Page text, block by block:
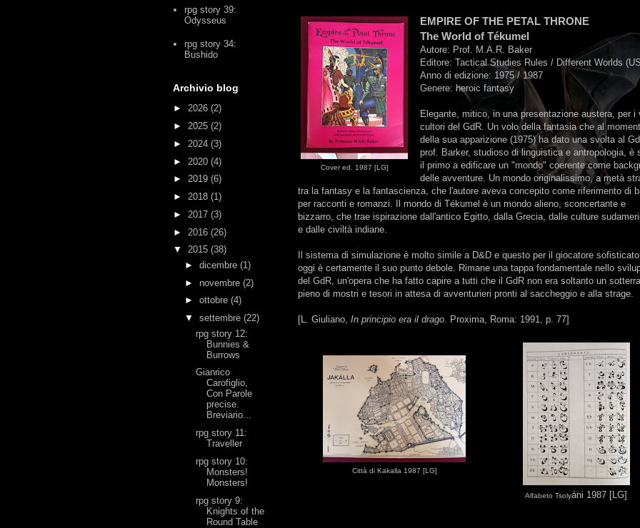
Cover ed. 1987 [LG]
EMPIRE OF THE PETAL THRONE
The World of Tékumel
Autore: Prof. M.A.R. Baker
Editore: Tactical Studies Rules / Different Worlds
Anno di edizione: 1975 / 1987
Genere: heroic fantasy
Elegante, mitico, in una presentazione austera, per i
cultori del GdR. Un volo della fantasia che al
della sua apparizione (1975) ha dato una svolta al
prof. Barker, studioso di linguistica e antropologia, è
il primo a edificare un "mondo" coerente come
delle avventure. Un mondo originalissimo, a metà
tra la fantasy e la fantascienza, che l'autore aveva concepito come riferimento di
per racconti e romanzi. Il mondo di Tékumel è un mondo alieno, sconcertante e
bizzarro, che trae ispirazione dall'antico Egitto, dalla Grecia, dalle culture
e dalle civiltà indiane.
Il sistema di simulazione è molto simile a D&D e questo per il giocatore
oggi è certamente il suo punto debole. Rimane una tappa fondamentale nello
del GdR, un'opera che ha fatto capire a tutti che il GdR non era soltanto un
pieno di mostri e tesori in attesa di avventurieri pronti al saccheggio e alla strage.
[L. Giuliano, In principio era il drago. Proxima, Roma: 1991, p. 77]
Città di Kakalla 1987 [LG]
Alfabeto Tsolyáni 1987 [LG]
rpg story 39:
Odysseus
rpg story 34:
Bushido
Archivio blog
► 2026 (2)
► 2025 (2)
► 2024 (3)
► 2020 (4)
► 2019 (6)
► 2018 (1)
► 2017 (3)
► 2016 (26)
▼ 2015 (38)
► dicembre (1)
► novembre (2)
► ottobre (4)
▼ settembre (22)
rpg story 12:
Bunnies &
Burrows
Gianrico
Carofiglio,
Con Parole
precise.
Breviario...
rpg story 11:
Traveller
rpg story 10:
Monsters!
Monsters!
rpg story 9:
Knights of the
Round Table